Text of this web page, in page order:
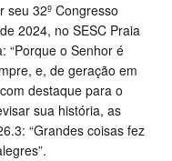
32º Congresso
2024, no SESC Praia
“Porque o Senhor é
e, de geração em
destaque para o
sua história, as
“Grandes coisas fez